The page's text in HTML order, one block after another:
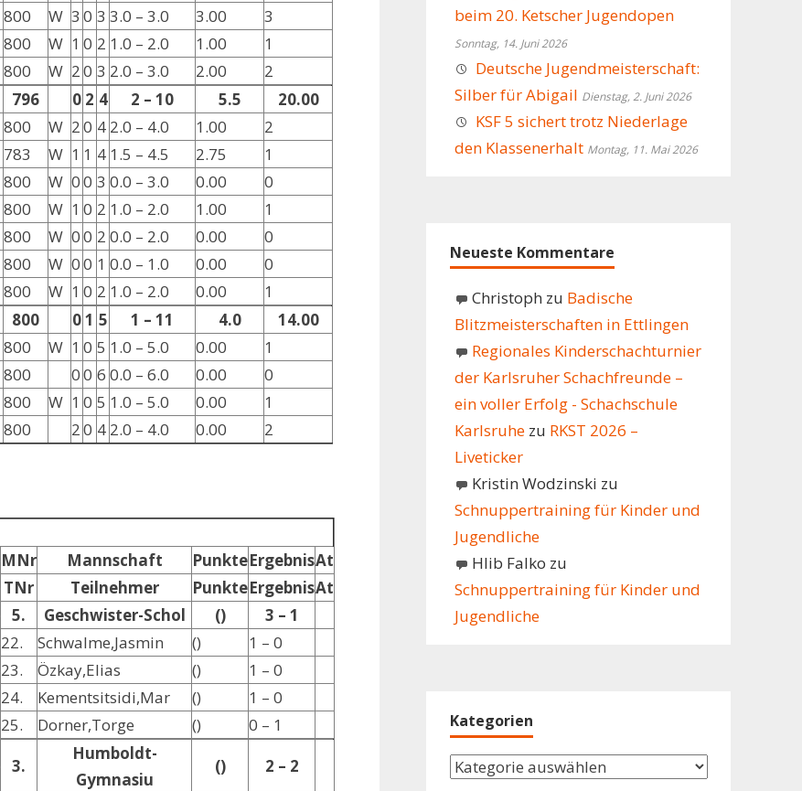
800 W 3 0 3 3.0 – 3.0 3.00
3
800 W 1 0 2 1.0 – 2.0 1.00
1
800 W 20 3 2.0 – 3.0 2.00
2
796 0 2 4 2 – 10 5.5
20.00
800 W 20 4 2.0 – 4.0 1.00
2
783 W 1 1 4 1.5 – 4.5 2.75
1
800 W 00 3 0.0 – 3.0 0.00
0
800 W 1 0 2 1.0 – 2.0 1.00
1
800 W 00 2 0.0 – 2.0 0.00
0
800 W 00 1 0.0 – 1.0 0.00
0
800 W 1 0 2 1.0 – 2.0 0.00
1
800 01 5 1 – 11 4.0
14.00
800 W 1 0 5 1.0 – 5.0 0.00
1
800 00 6 0.0 – 6.0 0.00
0
800 W 1 0 5 1.0 – 5.0 0.00
1
800 20 4 2.0 – 4.0 0.00 2
MNr Mannschaft PunkteErgebnisAt
TNr Teilnehmer PunkteErgebnisAt
5. Geschwister-Schol ()
3 – 1
22. Schwalme,Jasmin ()
1 – 0
23. Özkay,Elias ()
1 – 0
24. Kementsitsidi,Mar ()
1 – 0
25. Dorner,Torge ()
0 – 1
3.
Humboldt-
Gymnasiu
()
2 – 2
beim 20. Ketscher Jugendopen
Sonntag, 14. Juni 2026
Deutsche Jugendmeisterschaft:
Silber für Abigail Dienstag, 2. Juni 2026
KSF 5 sichert trotz Niederlage
den Klassenerhalt Montag, 11. Mai 2026
Neueste Kommentare
Christoph zu Badische
Blitzmeisterschaften in Ettlingen
Regionales Kinderschachturnier
der Karlsruher Schachfreunde –
ein voller Erfolg - Schachschule
Karlsruhezu RKST 2026 –
Liveticker
Kristin Wodzinski zu
Schnuppertraining für Kinder und
Jugendliche
Hlib Falko zu
Schnuppertraining für Kinder und
Jugendliche
Kategorien
Kategorien